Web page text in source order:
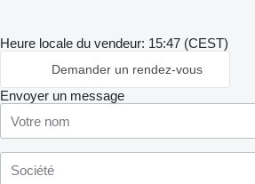
Heure locale du vendeur: 15:47 (CEST)
Demander un rendez-vous
Envoyer un message